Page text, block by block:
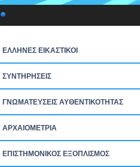
ΕΛΛΗΝΕΣ ΕΙΚΑΣΤΙΚΟΙ
ΣΥΝΤΗΡΗΣΕΙΣ
ΓΝΩΜΑΤΕΥΣΕΙΣ ΑΥΘΕΝΤΙΚΟΤΗΤΑΣ
ΑΡΧΑΙΟΜΕΤΡΙΑ
ΕΠΙΣΤΗΜΟΝΙΚΟΣ ΕΞΟΠΛΙΣΜΟΣ